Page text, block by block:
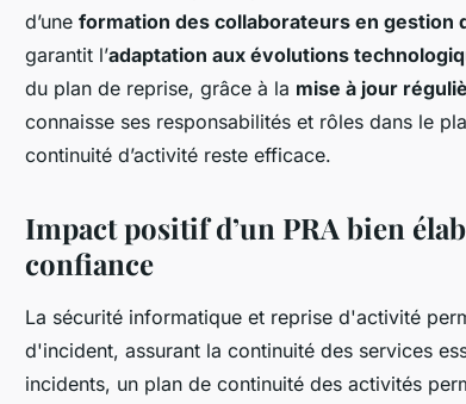
d’une formation des collaborateurs en gestion
garantit l’adaptation aux évolutions
du plan de reprise, grâce à la mise à jour
connaisse ses responsabilités et rôles dans le
continuité d’activité reste efficace.
Impact positif d’un PRA bien
confiance
La sécurité informatique et reprise d'activité
d'incident, assurant la continuité des services
incidents, un plan de continuité des activités